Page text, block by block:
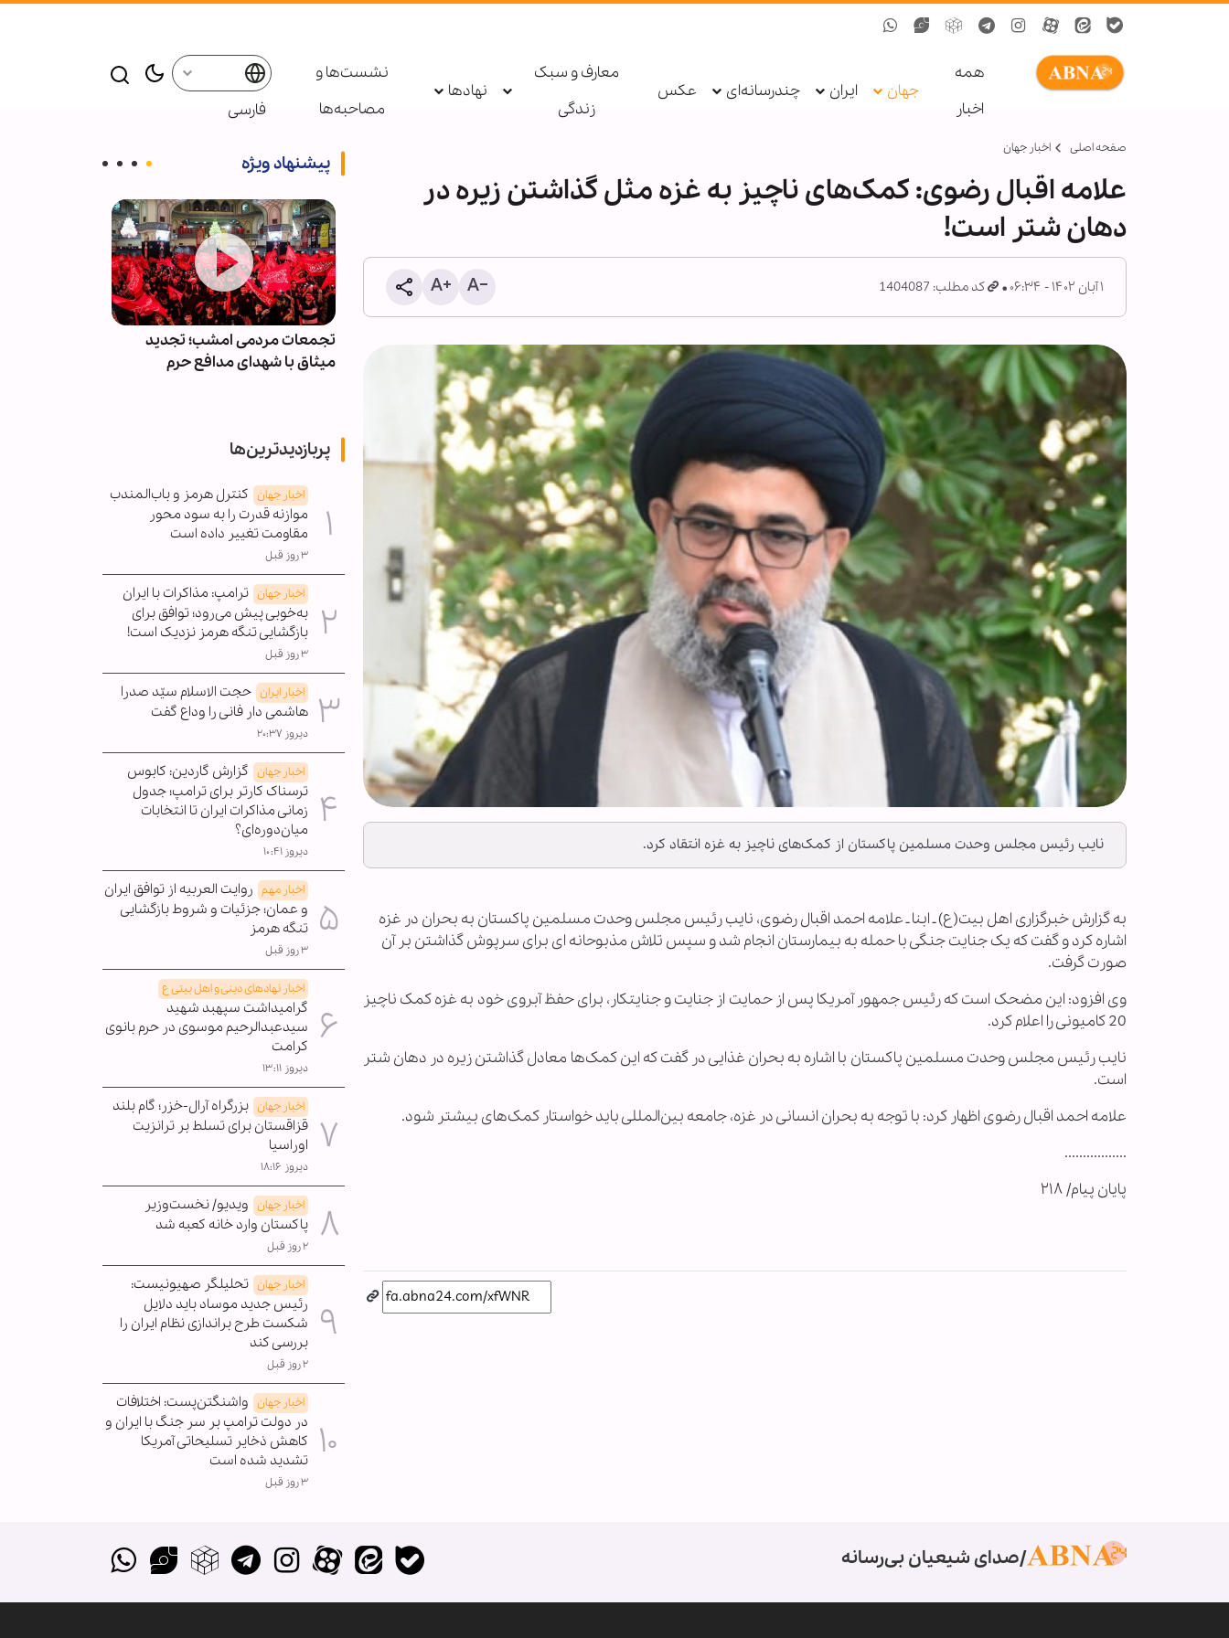
همه
اخبار
جهان ایران چندرسانه‌ای عکس
معارف و سبک
زندگی
نهادها
نشست‌ها و
مصاحبه‌ها
فارسی
صفحه اصلی اخبار جهان
علامه اقبال رضوی: کمک‌های ناچیز به غزه مثل گذاشتن زیره در
دهان شتر است!
۱ آبان ۱۴۰۲ - ۰۶:۳۴ کد مطلب: 1404087
نایب رئیس مجلس وحدت مسلمین پاکستان از کمک‌های ناچیز به غزه انتقاد کرد.
به گزارش خبرگزاری اهل بیت(ع) ـ ابنا ـ علامه احمد اقبال رضوی، نایب رئیس مجلس وحدت مسلمین پاکستان به بحران در غزه
اشاره کرد و گفت که یک جنایت جنگی با حمله به بیمارستان انجام شد و سپس تلاش مذبوحانه ای برای سرپوش گذاشتن بر آن
صورت گرفت.
وی افزود: این مضحک است که رئیس جمهور آمریکا پس از حمایت از جنایت و جنایتکار، برای حفظ آبروی خود به غزه کمک ناچیز
20 کامیونی را اعلام کرد.
نایب رئیس مجلس وحدت مسلمین پاکستان با اشاره به بحران غذایی در گفت که این کمک‌ها معادل گذاشتن زیره در دهان شتر
است.
علامه احمد اقبال رضوی اظهار کرد: با توجه به بحران انسانی در غزه، جامعه بین‌المللی باید خواستار کمک‌های بیشتر شود.
.................
پایان پیام/ ۲۱۸
پیشنهاد ویژه
اذعان آمریکا به عبور ده‌ها کشتی از
محاصره ایران
تجمعات مردمی امشب؛ تجدید
میثاق با شهدای مدافع حرم
پربازدیدترین‌ها
اخبار جهان کنترل هرمز و باب‌المندب
موازنه قدرت را به سود محور
مقاومت تغییر داده است
۳ روز قبل
اخبار جهان ترامپ: مذاکرات با ایران
به‌خوبی پیش می‌رود؛ توافق برای
بازگشایی تنگه هرمز نزدیک است!
۳ روز قبل
اخبار ایران حجت الاسلام سیّد صدرا
هاشمی دار فانی را وداع گفت
دیروز ۲۰:۳۷
اخبار جهان گزارش گاردین: کابوس
ترسناک کارتر برای ترامپ؛ جدول
زمانی مذاکرات ایران تا انتخابات
میان‌دوره‌ای؟
دیروز ۱۰:۴۱
اخبار مهم روایت العربیه از توافق ایران
و عمان؛ جزئیات و شروط بازگشایی
تنگه هرمز
۳ روز قبل
اخبار نهادهای دینی و اهل بیتی ع
گرامیداشت سپهبد شهید
سیدعبدالرحیم موسوی در حرم بانوی
کرامت
دیروز ۱۳:۱۱
اخبار جهان بزرگراه آرال-خزر؛ گام بلند
قزاقستان برای تسلط بر ترانزیت
اوراسیا
دیروز ۱۸:۱۶
اخبار جهان ویدیو/ نخست‌وزیر
پاکستان وارد خانه کعبه شد
۲ روز قبل
اخبار جهان تحلیلگر صهیونیست:
رئیس جدید موساد باید دلایل
شکست طرح براندازی نظام ایران را
بررسی کند
۲ روز قبل
اخبار جهان واشنگتن‌پست: اختلافات
در دولت ترامپ بر سر جنگ با ایران و
کاهش ذخایر تسلیحاتی آمریکا
تشدید شده است
۳ روز قبل
صدای شیعیان بی‌رسانه